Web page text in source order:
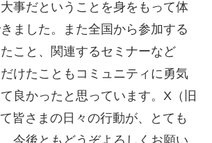
事だということを身をもって体
ました。また全国から参加する
こと、関連するセミナーなど
けたこともコミュニティに勇気
良かったと思っています。X（旧
皆さまの日々の行動が、とても